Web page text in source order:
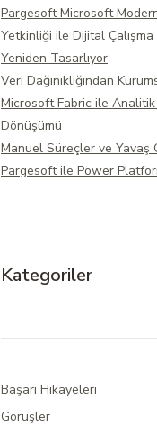
Pargesoft Microsoft
Yetkinliği ile Dijital Çalışma
Yeniden Tasarlıyor
Veri Dağınıklığından
Microsoft Fabric ile
Dönüşümü
Manuel Süreçler ve Yavaş
Pargesoft ile Power
Kategoriler
Başarı Hikayeleri
Görüşler